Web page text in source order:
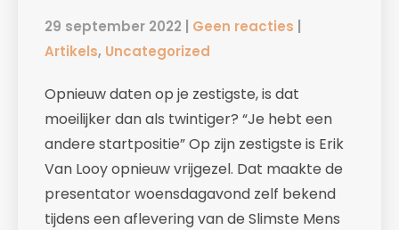
29 september 2022 Geen reacties
Artikels, Uncategorized
Opnieuw daten op je zestigste, is dat
moeilijker dan als twintiger? “Je hebt een
andere startpositie” Op zijn zestigste is Erik
Van Looy opnieuw vrijgezel. Dat maakte de
presentator woensdagavond zelf bekend
tijdens een aflevering van de Slimste Mens